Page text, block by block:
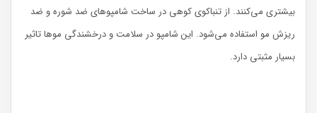
بیشتری می‌کنند. از تنباکوی کوهی در ساخت شامپوهای ضد شوره و ضد
ریزش مو استفاده می‌شود. این شامپو در سلامت و درخشندگی موها تاثیر
بسیار مثبتی دارد.